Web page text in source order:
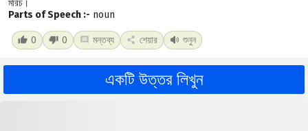
মরিচ।
Parts of Speech :- noun
0 0 মন্তব্য শেয়ার শুনুন
একটি উত্তর লিখুন